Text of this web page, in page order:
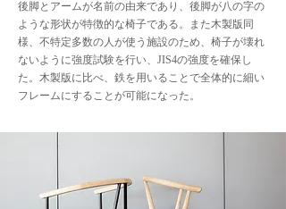
後脚とアームが名前の由来であり、後脚が八の字の
ような形状が特徴的な椅子である。また木製版同
様、不特定多数の人が使う施設のため、椅子が壊れ
ないように強度試験を行い、JIS4の強度を確保し
た。木製版に比べ、鉄を用いることで全体的に細い
フレームにすることが可能になった。